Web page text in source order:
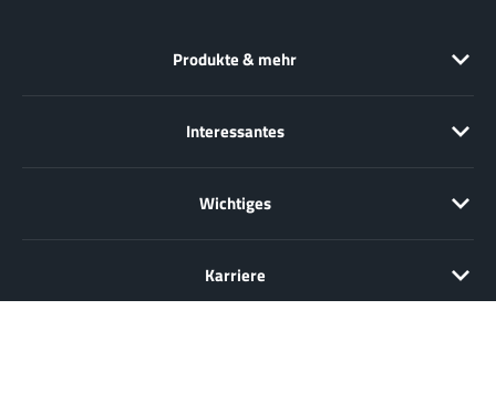
Produkte & mehr
Interessantes
Wichtiges
Karriere